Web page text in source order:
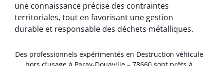
une connaissance précise des contraintes
territoriales, tout en favorisant une gestion
durable et responsable des déchets métalliques.
Des professionnels expérimentés en Destruction véhicule